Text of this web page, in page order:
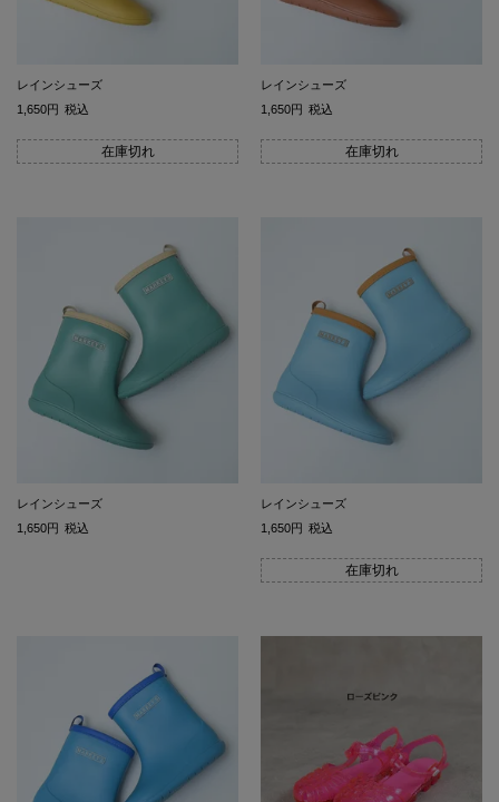
レインシューズ
1,650
税込
在庫切れ
レインシューズ
1,650
税込
在庫切れ
レインシューズ
1,650
税込
レインシューズ
1,650
税込
在庫切れ